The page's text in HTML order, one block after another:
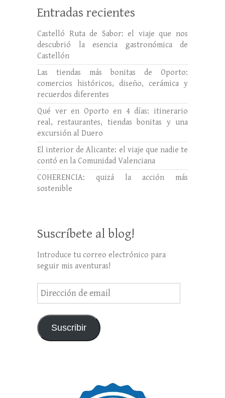
Entradas recientes
Castelló Ruta de Sabor: el viaje que nos
descubrió la esencia gastronómica de
Castellón
Las tiendas más bonitas de Oporto:
comercios históricos, diseño, cerámica y
recuerdos diferentes
Qué ver en Oporto en 4 días: itinerario
real, restaurantes, tiendas bonitas y una
excursión al Duero
El interior de Alicante: el viaje que nadie te
contó en la Comunidad Valenciana
COHERENCIA: quizá la acción más
sostenible
Suscríbete al blog!
Introduce tu correo electrónico para
seguir mis aventuras!
Dirección
de
Suscribir